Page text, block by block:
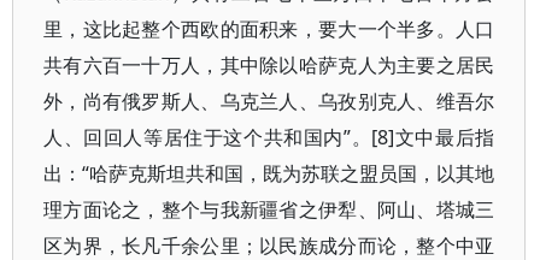
里，这比起整个西欧的面积来，要大一个半多。人口
共有六百一十万人，其中除以哈萨克人为主要之居民
外，尚有俄罗斯人、乌克兰人、乌孜别克人、维吾尔
人、回回人等居住于这个共和国内”。[8]文中最后指
出：“哈萨克斯坦共和国，既为苏联之盟员国，以其地
理方面论之，整个与我新疆省之伊犁、阿山、塔城三
区为界，长凡千余公里；以民族成分而论，整个中亚